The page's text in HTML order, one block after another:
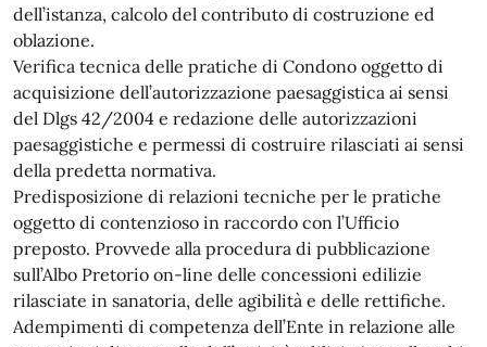
dell’istanza, calcolo del contributo di costruzione ed
oblazione.
Verifica tecnica delle pratiche di Condono oggetto di
acquisizione dell’autorizzazione paesaggistica ai sensi
del Dlgs 42/2004 e redazione delle autorizzazioni
paesaggistiche e permessi di costruire rilasciati ai sensi
della predetta normativa.
Predisposizione di relazioni tecniche per le pratiche
oggetto di contenzioso in raccordo con l’Ufficio
preposto. Provvede alla procedura di pubblicazione
sull’Albo Pretorio on-line delle concessioni edilizie
rilasciate in sanatoria, delle agibilità e delle rettifiche.
Adempimenti di competenza dell’Ente in relazione alle